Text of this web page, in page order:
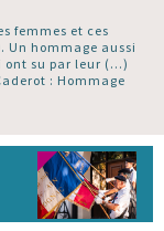
femmes et ces
Un hommage aussi
ont su par leur (…)
: Hommage